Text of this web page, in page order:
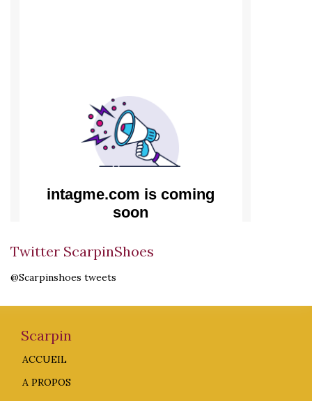
Twitter ScarpinShoes
@Scarpinshoes tweets
Scarpin
ACCUEIL
A PROPOS